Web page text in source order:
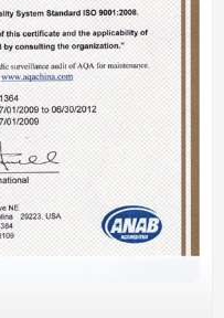
de la red. Por la tanto,
y creando los nuevos.
equipo y accesorios según
siempre mantenemos el
y el más alto
ventaja, esperamos que
de la colaboración entre los